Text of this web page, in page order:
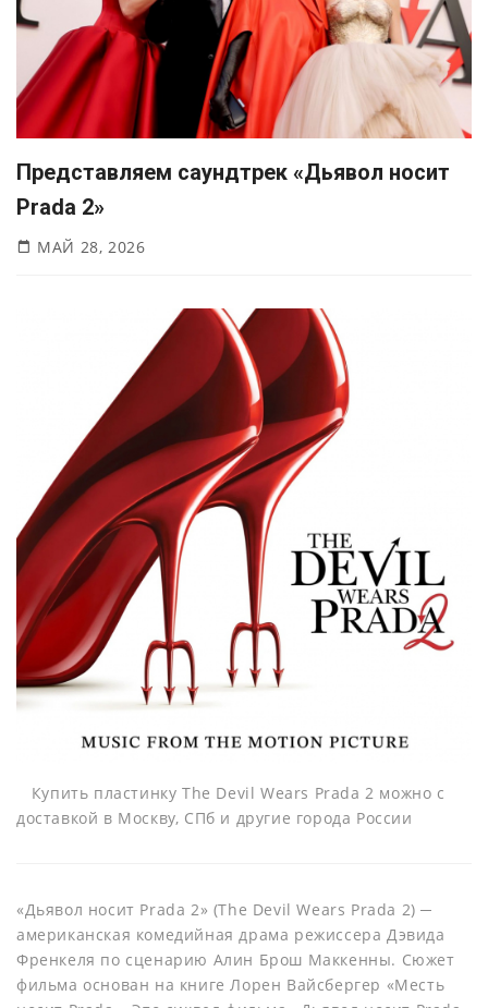
Представляем саундтрек «Дьявол носит
Prada 2»
МАЙ 28, 2026
Купить пластинку The Devil Wears Prada 2 можно с
доставкой в Москву, СПб и другие города России
«Дьявол носит Prada 2» (The Devil Wears Prada 2) ─
американская комедийная драма режиссера Дэвида
Френкеля по сценарию Алин Брош Маккенны. Сюжет
фильма основан на книге Лорен Вайсбергер «Месть